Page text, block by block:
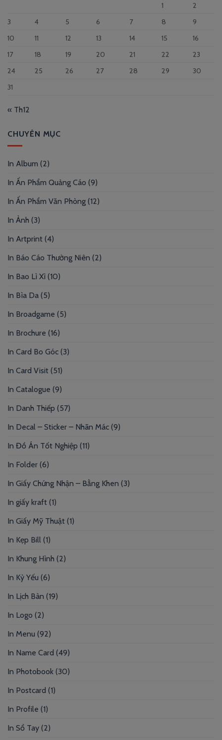
1
2
3
4 5 6 7 8
9
10
11 12 13 14 15
16
17
18 19 20 21 22
23
24
25 26 27 28 29
30
31
« Th12
CHUYÊN MỤC
In Album (2)
In Ấn Phẩm Quảng Cáo (9)
In Ấn Phẩm Văn Phòng (12)
In Ảnh (3)
In Artprint (4)
In Báo Cáo Thường Niên (2)
In Bao Lì Xì (10)
In Bìa Da (5)
In Broadgame (5)
In Brochure (16)
In Card Bo Góc (3)
In Card Visit (51)
In Catalogue (9)
In Danh Thiếp (57)
In Decal – Sticker – Nhãn Mác (9)
In Đồ Án Tốt Nghiệp (11)
In Folder (6)
In Giấy Chứng Nhận – Bằng Khen (3)
In giấy kraft (1)
In Giấy Mỹ Thuật (1)
In Kẹp Bill (1)
In Khung Hình (2)
In Kỷ Yếu (6)
In Lịch Bàn (19)
In Logo (2)
In Menu (92)
In Name Card (49)
In Photobook (30)
In Postcard (1)
In Profile (1)
In Sổ Tay (2)